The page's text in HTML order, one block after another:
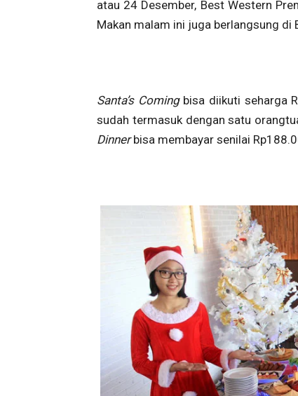
atau 24 Desember, Best Western
Makan malam ini juga berlangsung di
Santa’s Coming bisa diikuti seharga
sudah termasuk dengan satu
Dinnerbisa membayar senilai